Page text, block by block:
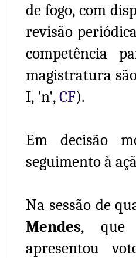
de fogo, com
revisão
competência
magistratura
I, 'n',CF).
Em decisão
seguimento à
Na sessão de
Mendes, que
apresentou